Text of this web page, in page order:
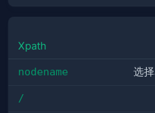
Xpath
nodename 选
/